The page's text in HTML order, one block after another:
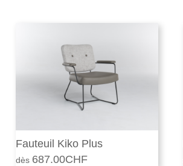
Fauteuil Kiko Plus
687.00CHF